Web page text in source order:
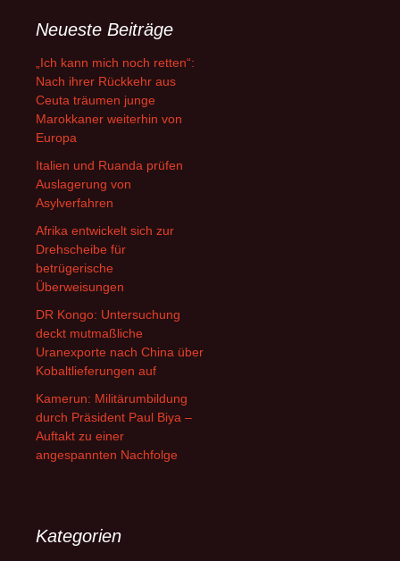
Neueste Beiträge
„Ich kann mich noch retten“:
Nach ihrer Rückkehr aus
Ceuta träumen junge
Marokkaner weiterhin von
Europa
Italien und Ruanda prüfen
Auslagerung von
Asylverfahren
Afrika entwickelt sich zur
Drehscheibe für
betrügerische
Überweisungen
DR Kongo: Untersuchung
deckt mutmaßliche
Uranexporte nach China über
Kobaltlieferungen auf
Kamerun: Militärumbildung
durch Präsident Paul Biya –
Auftakt zu einer
angespannten Nachfolge
Kategorien